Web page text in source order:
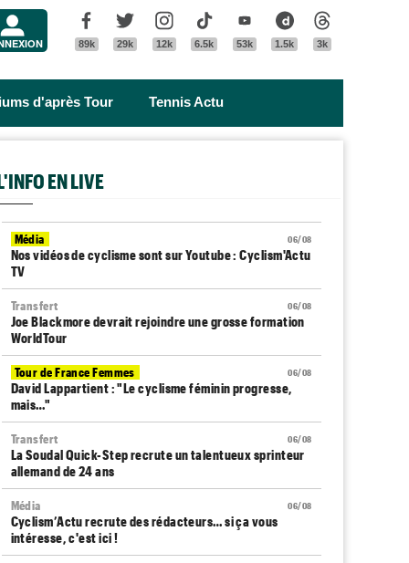
Facebook
89k
Twitter
29k
Instagram
12k
Tik Tok
6.5k
Youtube
53k
Dailymotion
1.5k 3k
d'après Tour Tennis Actu
EN LIVE
06/08
Média
Nos vidéos de cyclisme sont sur Youtube : Cyclism'Actu
TV
06/08
Transfert
Joe Blackmore devrait rejoindre une grosse formation
WorldTour
06/08
Tour de France Femmes
David Lappartient : "Le cyclisme féminin progresse,
mais…"
06/08
Transfert
La Soudal Quick-Step recrute un talentueux sprinteur
allemand de 24 ans
06/08
Média
Cyclism’Actu recrute des rédacteurs… si ça vous
intéresse, c'est ici !